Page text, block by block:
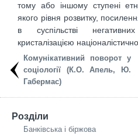
тому або іншому ступені
якого рівня розвитку,
в суспільстві
кристалізацією
Комунікативний поворот у
соціології (К.О. Апель, Ю.
Габермас)
Розділи
Банківська і біржова